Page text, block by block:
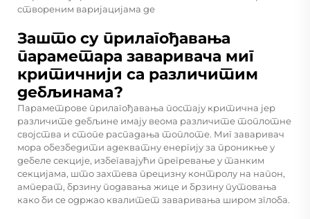
створеним варијацијама де
Зашто су прилагођавања
параметара заваривача миг
критичнији са различитим
дебљинама?
Параметрове прилагођавања постају критична јер
различите дебљине имају веома различите топлотне
својства и стопе распадања топлоте. Миг заваривач
мора обезбедити адекватну енергију за проникње у
дебеле секције, избегавајући прегревање у танким
секцијама, што захтева прецизну контролу на напон,
амперат, брзину подавања жице и брзину путовања
како би се одржао квалитет заваривања широм зглоба.